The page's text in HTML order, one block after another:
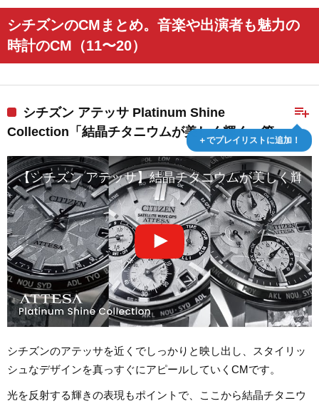
シチズンのCMまとめ。音楽や出演者も魅力の
時計のCM（11〜20）
playlist_add
＋でプレイリストに追加！
シチズン アテッサ Platinum Shine
Collection「結晶チタニウムが美しく輝く」篇
【シチズン アテッサ】結晶チタニウムが美しく輝
シチズンのアテッサを近くでしっかりと映し出し、スタイリッ
シュなデザインを真っすぐにアピールしていくCMです。
光を反射する輝きの表現もポイントで、ここから結晶チタニウ